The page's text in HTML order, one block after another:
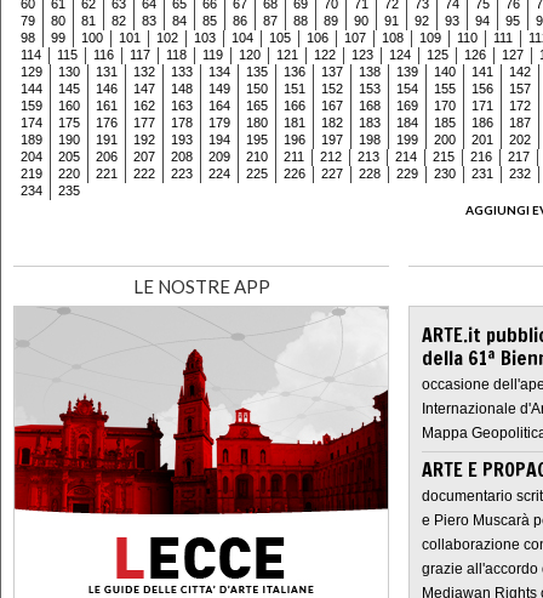
60 61 62 63 64 65 66 67 68 69 70 71 72 73 74 75 76
79
80 81 82 83 84 85 86 87 88 89 90 91 92 93 94 95
98
99 100 101 102 103 104 105 106 107 108 109 110 111
114
115 116 117 118 119 120 121 122 123 124 125 126 127
129
130 131 132 133 134 135 136 137 138 139 140 141
142
144
145 146 147 148 149 150 151 152 153 154 155 156
157
159
160 161 162 163 164 165 166 167 168 169 170 171
172
174
175 176 177 178 179 180 181 182 183 184 185 186
187
189
190 191 192 193 194 195 196 197 198 199 200 201
202
204
205 206 207 208 209 210 211 212 213 214 215 216
217
219
220 221 222 223 224 225 226 227 228 229 230 231
232
234
235
AGGIUNGI
LE NOSTRE APP
ARTE.it
della 61ª
occasione
Internazionale
Mappa
ARTE E
documentario
e Piero Muscarà
collaborazione
grazie all'accordo
Mediawan Rights